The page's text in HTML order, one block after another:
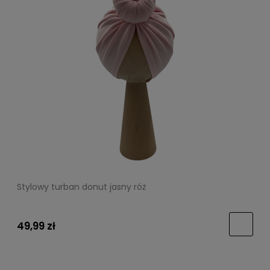
Stylowy turban donut jasny róż
49,99 zł